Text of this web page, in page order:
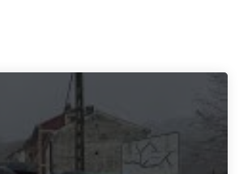
Entrevista a Paz Orviz Ibáñez
en el IES Sánchez Lastra